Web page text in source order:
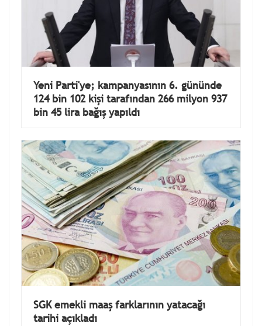
Yeni Parti'ye; kampanyasının 6. gününde
124 bin 102 kişi tarafından 266 milyon 937
bin 45 lira bağış yapıldı
SGK emekli maaş farklarının yatacağı
tarihi açıkladı